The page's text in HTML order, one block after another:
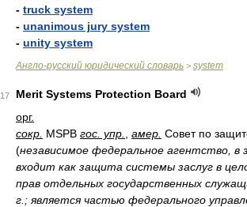
- truck system
- unanimous jury system
- unity system
Англо-русский юридический словарь > system
17
Merit Systems Protection Board
орг.
сокр. MSPB гос. упр. амер. Совет по
(независимое федеральное агентство, в
входит как защита системы заслуг в
прав отдельных государственных
г.; является частью федерального